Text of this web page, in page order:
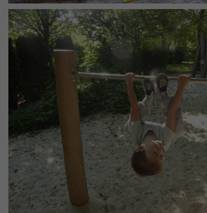
30 Minuten
Zweck
Wird für statistische Zwecke
vorübergehende Daten des Besuchs